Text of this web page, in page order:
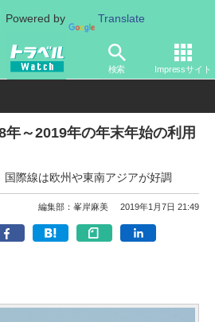
Powered by Translate
検索 Impressサイト
空旅 飛行機
年～2019年の年末年始の利用
国際線は欧州や東南アジアが好調
編集部：峯岸麻美 2019年1月7日 21:49